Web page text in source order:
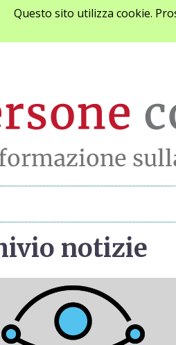
Questo sito utilizza cookie.
notizie